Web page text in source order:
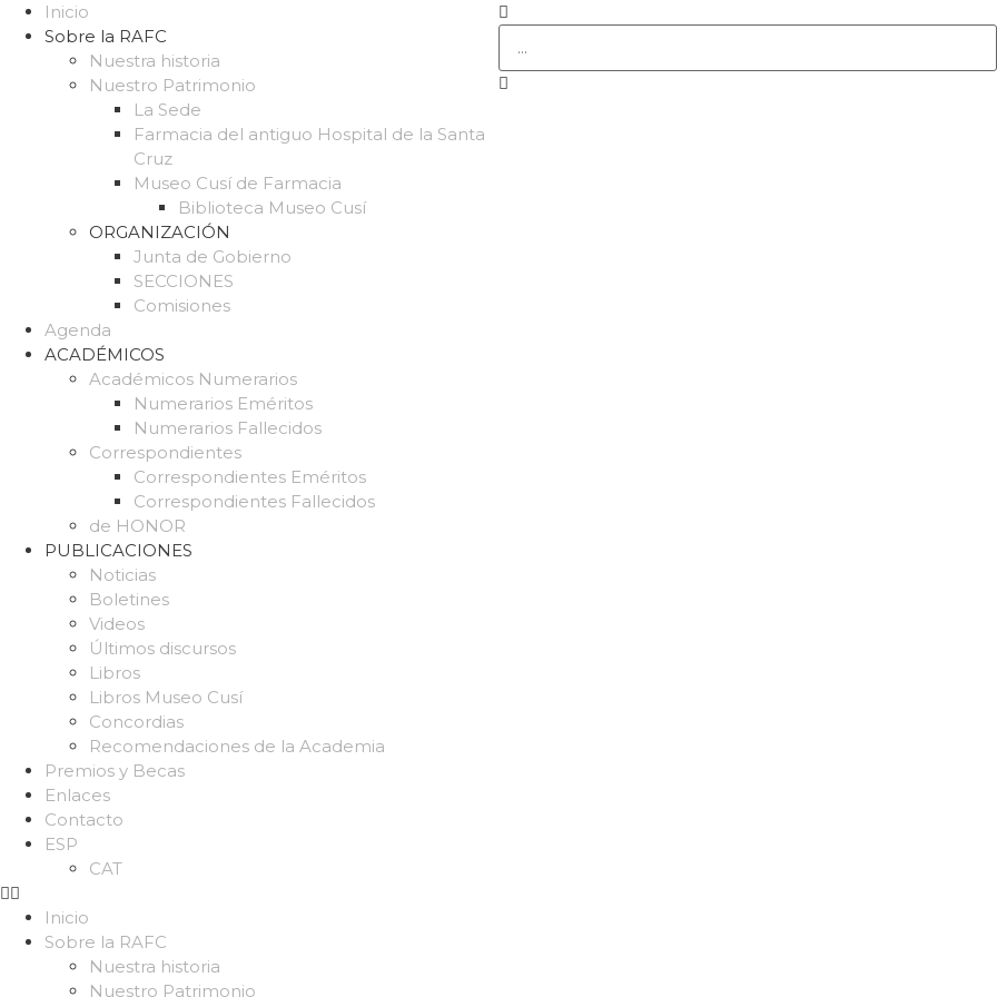
Inicio
Sobre la RAFC
Nuestra historia
Nuestro Patrimonio
La Sede
Farmacia del antiguo Hospital de la Santa
Cruz
Museo Cusí de Farmacia
Biblioteca Museo Cusí
ORGANIZACIÓN
Junta de Gobierno
SECCIONES
Comisiones
Agenda
ACADÉMICOS
Académicos Numerarios
Numerarios Eméritos
Numerarios Fallecidos
Correspondientes
Correspondientes Eméritos
Correspondientes Fallecidos
de HONOR
PUBLICACIONES
Noticias
Boletines
Videos
Últimos discursos
Libros
Libros Museo Cusí
Concordias
Recomendaciones de la Academia
Premios y Becas
Enlaces
Contacto
ESP
CAT
Inicio
Sobre la RAFC
Nuestra historia
Nuestro Patrimonio